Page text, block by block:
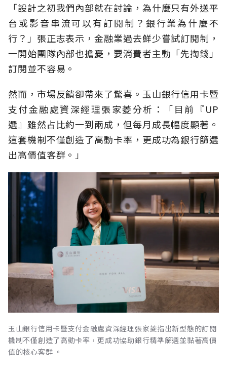
「設計之初我們內部就在討論，為什麼只有外送平
台或影音串流可以有訂閱制？銀行業為什麼不
行？」張正志表示，金融業過去鮮少嘗試訂閱制，
一開始團隊內部也擔憂，要消費者主動「先掏錢」
訂閱並不容易。
然而，市場反饋卻帶來了驚喜。玉山銀行信用卡暨
支付金融處資深經理張家菱分析：「目前『UP
選』雖然占比約一到兩成，但每月成長幅度顯著。
這套機制不僅創造了高動卡率，更成功為銀行篩選
出高價值客群。」
玉山銀行信用卡暨支付金融處資深經理張家菱指出新型態的訂閱
機制不僅創造了高動卡率，更成功協助銀行精準篩選並黏著高價
值的核心客群 。